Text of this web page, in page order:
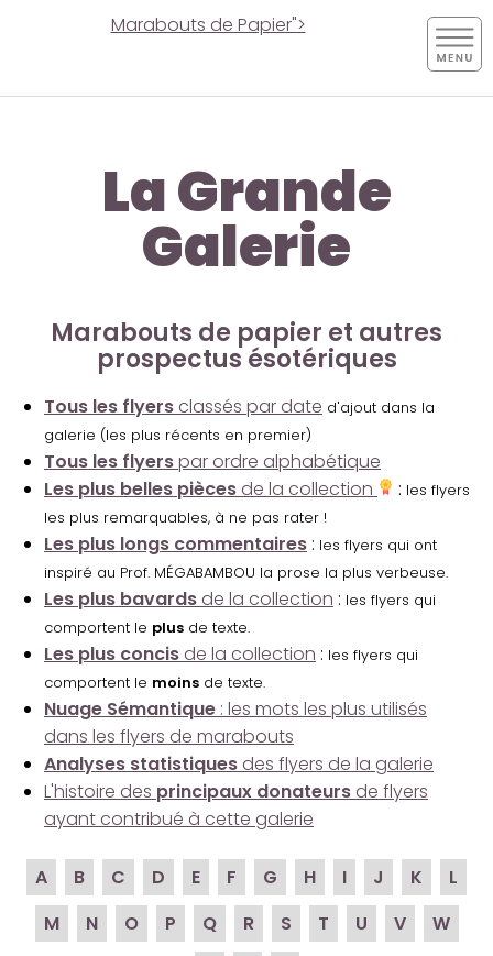
Marabouts de Papier">
La Grande
Galerie
Marabouts de papier et autres
prospectus ésotériques
Tous les flyers classés par date d'ajout dans la
galerie (les plus récents en premier)
Tous les flyerspar ordre alphabétique
Les plus belles pièces de la collection : les flyers
les plus remarquables, à ne pas rater !
Les plus longs commentaires : les flyers qui ont
inspiré au Prof. MÉGABAMBOU la prose la plus verbeuse.
Les plus bavards de la collection : les flyers qui
comportent le plus de texte.
Les plus concis de la collection : les flyers qui
comportent le moins de texte.
Nuage Sémantique : les mots les plus utilisés
dans les flyers de marabouts
Analyses statistiques des flyers de la galerie
L'histoire des principaux donateurs de flyers
ayant contribué à cette galerie
A B C D E F G H I J K
L
M
N O P Q R S T U V
W